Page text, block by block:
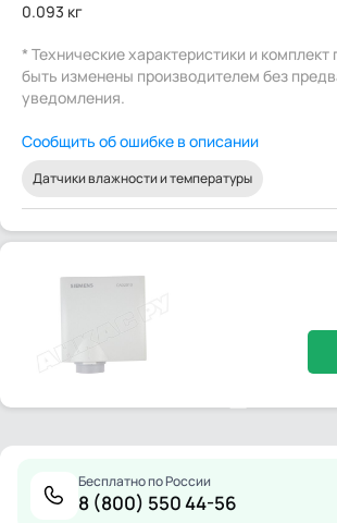
0.093 кг
* Технические характеристики и комплект
быть изменены производителем без
уведомления.
Сообщить об ошибке в описании
Датчики влажности и температуры
Бесплатно по России
8 (800) 550 44-56